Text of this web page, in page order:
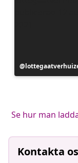
Inlägg
publicerat
Se hur man
Kontakta